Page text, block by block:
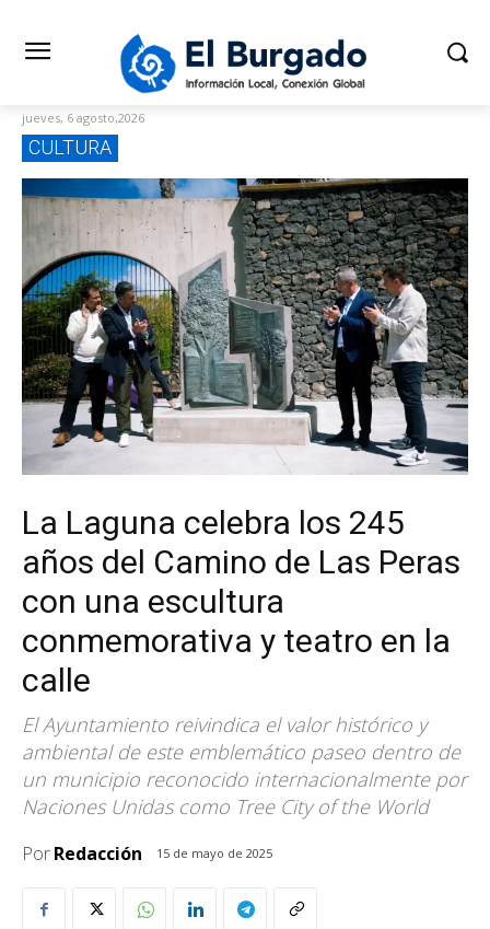
jueves, 6 agosto,2026
CULTURA
La Laguna celebra los 245
años del Camino de Las Peras
con una escultura
conmemorativa y teatro en la
calle
El Ayuntamiento reivindica el valor histórico y
ambiental de este emblemático paseo dentro de
un municipio reconocido internacionalmente por
Naciones Unidas como Tree City of the World
PorRedacción 15 de mayo de 2025